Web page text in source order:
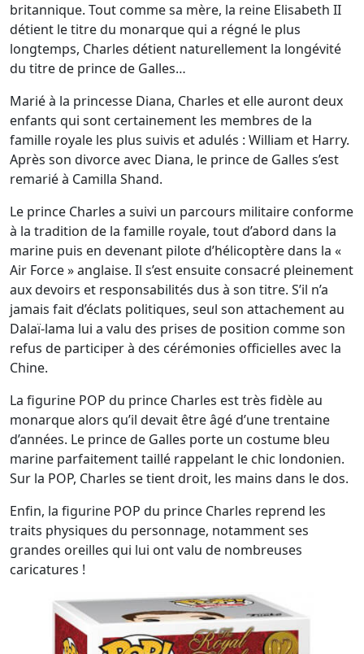
britannique. Tout comme sa mère, la reine Elisabeth II
détient le titre du monarque qui a régné le plus
longtemps, Charles détient naturellement la longévité
du titre de prince de Galles…
Marié à la princesse Diana, Charles et elle auront deux
enfants qui sont certainement les membres de la
famille royale les plus suivis et adulés : William et Harry.
Après son divorce avec Diana, le prince de Galles s’est
remarié à Camilla Shand.
Le prince Charles a suivi un parcours militaire conforme
à la tradition de la famille royale, tout d’abord dans la
marine puis en devenant pilote d’hélicoptère dans la «
Air Force » anglaise. Il s’est ensuite consacré pleinement
aux devoirs et responsabilités dus à son titre. S’il n’a
jamais fait d’éclats politiques, seul son attachement au
Dalaï-lama lui a valu des prises de position comme son
refus de participer à des cérémonies officielles avec la
Chine.
La figurine POP du prince Charles est très fidèle au
monarque alors qu’il devait être âgé d’une trentaine
d’années. Le prince de Galles porte un costume bleu
marine parfaitement taillé rappelant le chic londonien.
Sur la POP, Charles se tient droit, les mains dans le dos.
Enfin, la figurine POP du prince Charles reprend les
traits physiques du personnage, notamment ses
grandes oreilles qui lui ont valu de nombreuses
caricatures !